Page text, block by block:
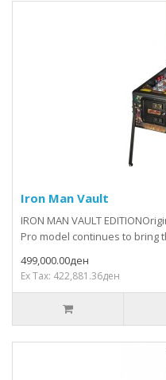
Iron Man Vault
IRON MAN VAULT
Pro model continues to bring
499,000.00ден
Ex Tax: 422,881.36ден